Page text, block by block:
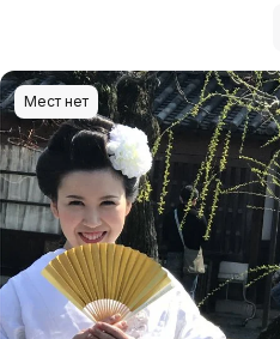
Мест нет